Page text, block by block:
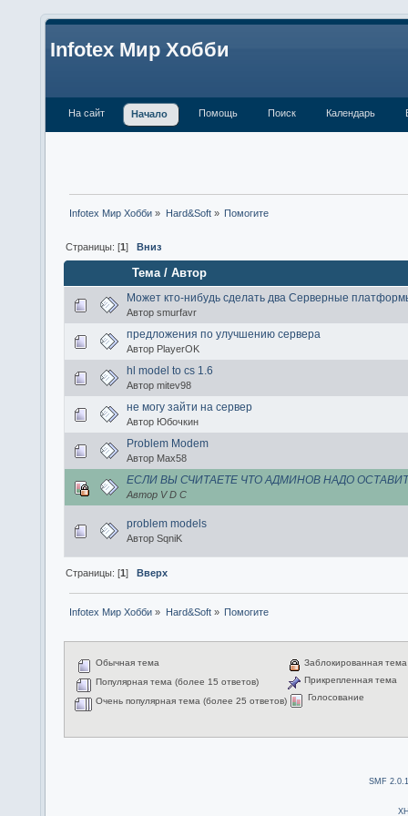
Infotex Мир Хобби
На сайт Начало Помощь Поиск Календарь
Infotex Мир Хобби » Hard&Soft» Помогите
Страницы: [1]Вниз
Тема/Автор
Может кто-нибудь сделать два Серверные
Автор smurfavr
предложения по улучшению сервера
Автор PlayerOK
hl model to cs 1.6
Автор mitev98
не могу зайти на сервер
Автор Юбочкин
Problem Modem
Автор Max58
ЕСЛИ ВЫ СЧИТАЕТЕ ЧТО АДМИНОВ НАДО
Автор V D C
problem models
Автор SqniK
Страницы: [1] Вверх
Infotex Мир Хобби » Hard&Soft» Помогите
Обычная тема
Популярная тема (более 15 ответов)
Очень популярная тема (более 25 ответов)
Заблокированная тема
Прикрепленная тема
Голосование
SMF